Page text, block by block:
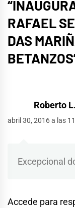
“
RAFAEL
DAS
BETANZOS
Roberto
abril 30, 2016 a las
Excepcional
Accede para